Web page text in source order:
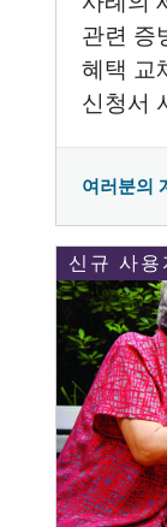
관련 증
혜택 교
신청서
여러분의
신규 사용